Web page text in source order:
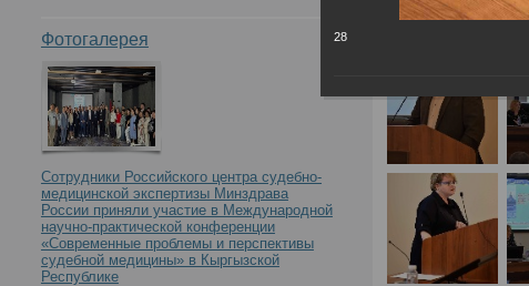
Фотогалерея
Сотрудники Российского центра судебно-
медицинской экспертизы Минздрава
России приняли участие в Международной
научно-практической конференции
«Современные проблемы и перспективы
судебной медицины» в Кыргызской
Республике
28